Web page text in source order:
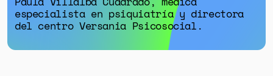
especialista en psiquiatría y directora
del centro Versania Psicosocial.